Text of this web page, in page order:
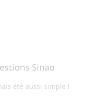
été aussi simple !